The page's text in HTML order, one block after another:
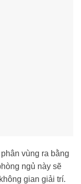
vùng ra bằng
ngủ này sẽ
gian giải trí.